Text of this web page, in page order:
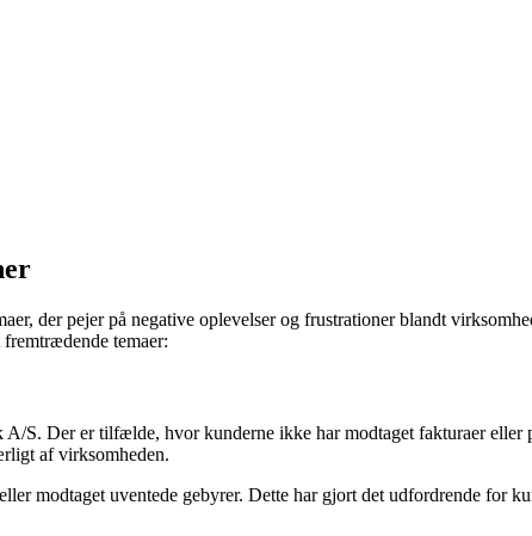
der pejer på negative oplevelser og frustrationer blandt
temaer:
S. Der er tilfælde, hvor kunderne ikke har modtaget fakturaer eller
af virksomheden.
modtaget uventede gebyrer. Dette har gjort det udfordrende for